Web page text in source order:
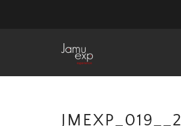
JMEXP_019__2